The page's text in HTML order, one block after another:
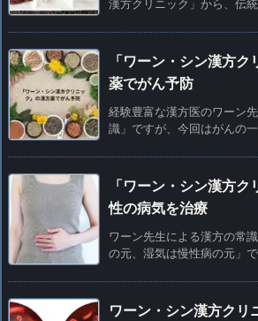
漢方クリニック」から、伝
「ワーン・シン漢方
薬でがん予防
経験豊富な漢方医のワーン
識」ですが、今回はがんの
「ワーン・シン漢方
性の病気を治療
ワーン先生による漢方の常
の元、湿気は慢性病の元」
ワーン・シン漢方クリ